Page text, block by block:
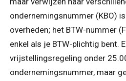
ondernemingsnummer (KBO)
overheden; het BTW-nummer
enkel als je BTW-plichtig bent.
vrijstellingsregeling onder
ondernemingsnummer, maar